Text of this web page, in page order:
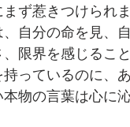
ず惹きつけられま
、自分の命を見、
、限界を感じるこ
持っているのに
物の言葉は心に沁